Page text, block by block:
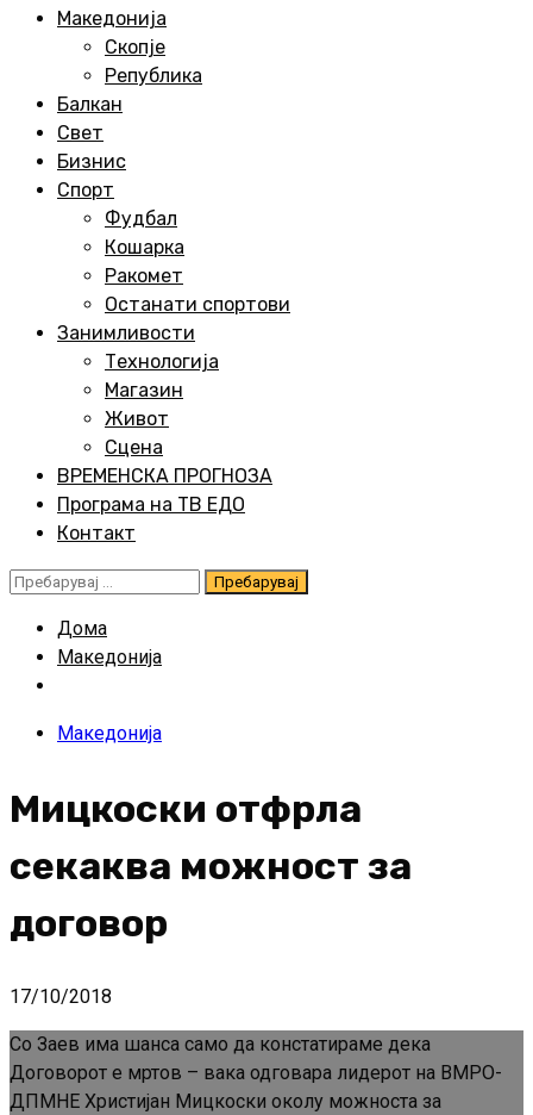
Македонија
Скопје
Република
Балкан
Свет
Бизнис
Спорт
Фудбал
Кошарка
Ракомет
Останати спортови
Занимливости
Технологија
Магазин
Живот
Сцена
ВРЕМЕНСКА ПРОГНОЗА
Програма на ТВ ЕДО
Контакт
Пребарувај
Дома
Македонија
Македонија
Мицкоски отфрла
секаква можност за
договор
17/10/2018
Со Заев има шанса само да констатираме дека
Договорот е мртов – вака одговара лидерот на ВМРО-
ДПМНЕ Христијан Мицкоски околу можноста за